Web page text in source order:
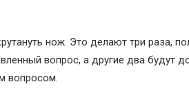
нож. Это делают три раза,
вопрос, а другие два будут
вопросом.